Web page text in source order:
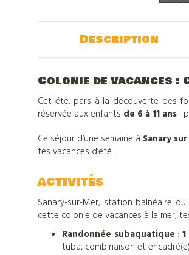
Description
Colonie de vacances
Cet été, pars à la découverte des
réservée aux enfants de 6 à 11 ans :
Ce séjour d’une semaine à Sanary
tes vacances d’été.
ACTIVITÉS
Sanary-sur-Mer, station balnéaire
cette colonie de vacances à la mer,
Randonnée subaquatique :
tuba, combinaison et